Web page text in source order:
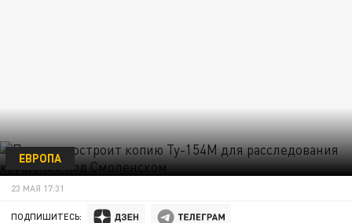
ЕВРОПА
23 МАЯ 17:31
ПОДПИШИТЕСЬ: